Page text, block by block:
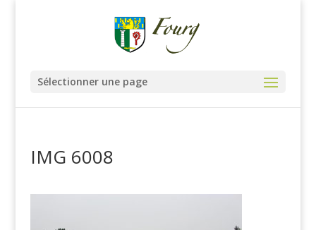
Sélectionner une page
IMG 6008